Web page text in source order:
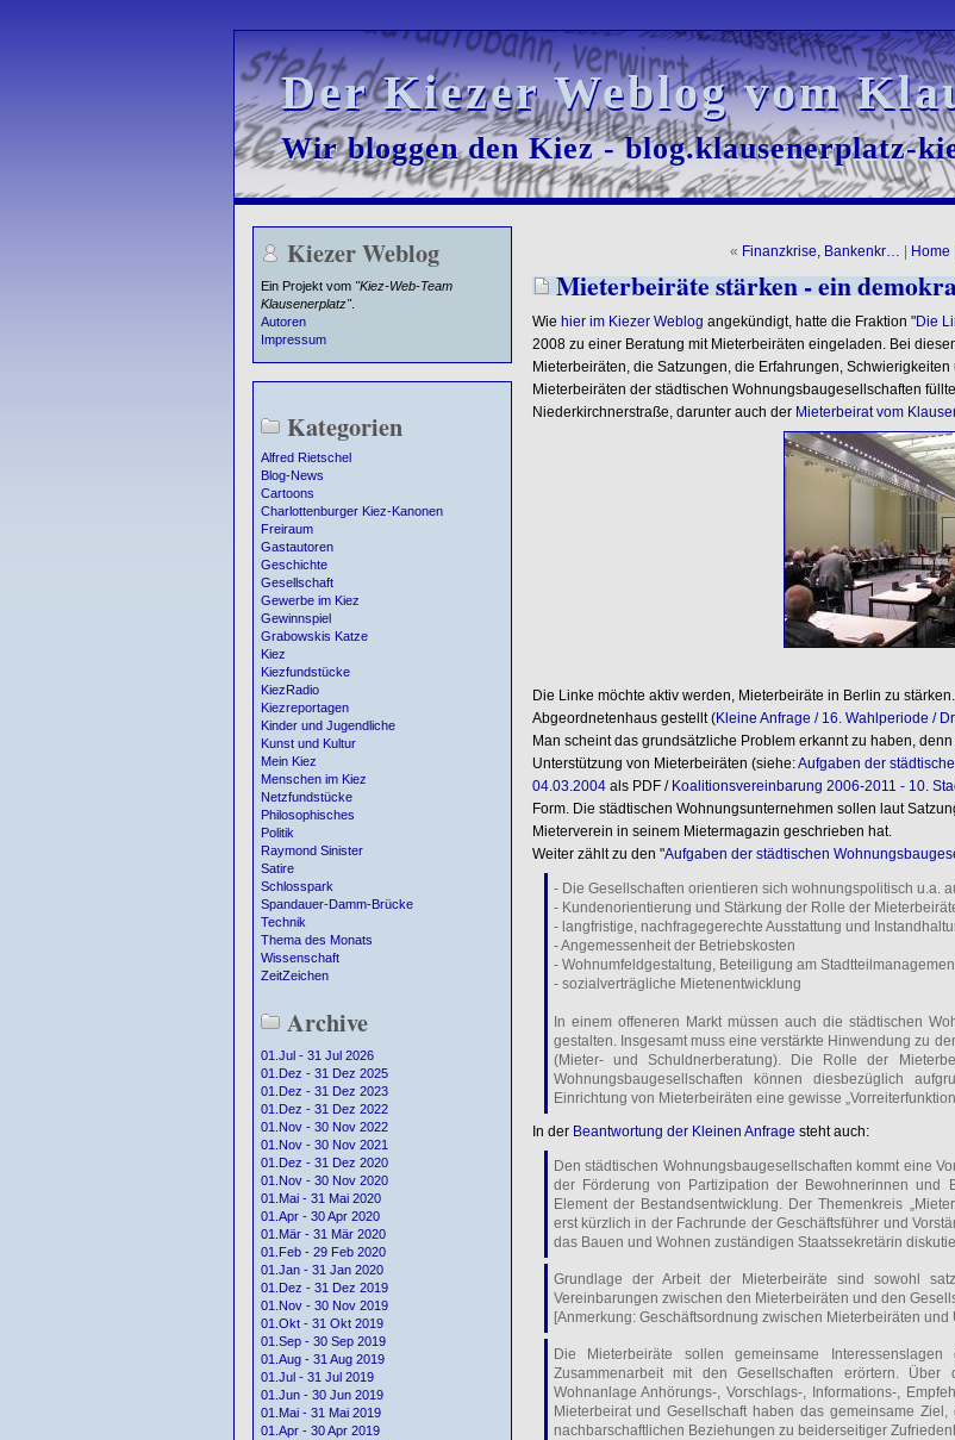
Der Kiezer Weblog vom
Der Kiezer Weblog vom
Wir bloggen den Kiez - blog.klausenerplatz-
Wir bloggen den Kiez - blog.klausenerplatz-
Kiezer Weblog
Ein Projekt vom "Kiez-Web-Team
Klausenerplatz".
Autoren
Impressum
Kategorien
Alfred Rietschel
Blog-News
Cartoons
Charlottenburger Kiez-Kanonen
Freiraum
Gastautoren
Geschichte
Gesellschaft
Gewerbe im Kiez
Gewinnspiel
Grabowskis Katze
Kiez
Kiezfundstücke
KiezRadio
Kiezreportagen
Kinder und Jugendliche
Kunst und Kultur
Mein Kiez
Menschen im Kiez
Netzfundstücke
Philosophisches
Politik
Raymond Sinister
Satire
Schlosspark
Spandauer-Damm-Brücke
Technik
Thema des Monats
Wissenschaft
ZeitZeichen
Archive
01.Jul - 31 Jul 2026
01.Dez - 31 Dez 2025
01.Dez - 31 Dez 2023
01.Dez - 31 Dez 2022
01.Nov - 30 Nov 2022
01.Nov - 30 Nov 2021
01.Dez - 31 Dez 2020
01.Nov - 30 Nov 2020
01.Mai - 31 Mai 2020
01.Apr - 30 Apr 2020
01.Mär - 31 Mär 2020
01.Feb - 29 Feb 2020
01.Jan - 31 Jan 2020
01.Dez - 31 Dez 2019
01.Nov - 30 Nov 2019
01.Okt - 31 Okt 2019
01.Sep - 30 Sep 2019
01.Aug - 31 Aug 2019
01.Jul - 31 Jul 2019
01.Jun - 30 Jun 2019
01.Mai - 31 Mai 2019
01.Apr - 30 Apr 2019
« Finanzkrise, Bankenkr… Home
Mieterbeiräte stärken - ein
Wie hier im Kiezer Weblog angekündigt, hatte die Fraktion "Die
2008 zu einer Beratung mit Mieterbeiräten eingeladen. Bei
Mieterbeiräten, die Satzungen, die Erfahrungen,
Mieterbeiräten der städtischen Wohnungsbaugesellschaften
Niederkirchnerstraße, darunter auch der Mieterbeirat vom
Die Linke möchte aktiv werden, Mieterbeiräte in Berlin zu
Abgeordnetenhaus gestellt (Kleine Anfrage / 16. Wahlperiode /
Man scheint das grundsätzliche Problem erkannt zu haben,
Unterstützung von Mieterbeiräten (siehe:Aufgaben der
04.03.2004als PDF / Koalitionsvereinbarung 2006-2011 - 10.
Form. Die städtischen Wohnungsunternehmen sollen laut
Mieterverein in seinem Mietermagazin geschrieben hat.
Weiter zählt zu den "Aufgaben der städtischen
- Die Gesellschaften orientieren sich wohnungspolitisch u.a.
- Kundenorientierung und Stärkung der Rolle der
- langfristige, nachfragegerechte Ausstattung und
- Angemessenheit der Betriebskosten
- Wohnumfeldgestaltung, Beteiligung am
- sozialverträgliche Mietenentwicklung
In einem offeneren Markt müssen auch die städtischen
gestalten. Insgesamt muss eine verstärkte Hinwendung zu
(Mieter- und Schuldnerberatung). Die Rolle der
Wohnungsbaugesellschaften können diesbezüglich
Einrichtung von Mieterbeiräten eine gewisse
In der Beantwortung der Kleinen Anfrage steht auch:
Den städtischen Wohnungsbaugesellschaften kommt eine
der Förderung von Partizipation der Bewohnerinnen und
Element der Bestandsentwicklung. Der Themenkreis
erst kürzlich in der Fachrunde der Geschäftsführer und
das Bauen und Wohnen zuständigen Staatssekretärin
Grundlage der Arbeit der Mieterbeiräte sind sowohl
Vereinbarungen zwischen den Mieterbeiräten und den
[Anmerkung: Geschäftsordnung zwischen Mieterbeiräten und
Die Mieterbeiräte sollen gemeinsame
Zusammenarbeit mit den Gesellschaften erörtern.
Wohnanlage Anhörungs-, Vorschlags-, Informations-,
Mieterbeirat und Gesellschaft haben das gemeinsame
nachbarschaftlichen Beziehungen zu beiderseitiger